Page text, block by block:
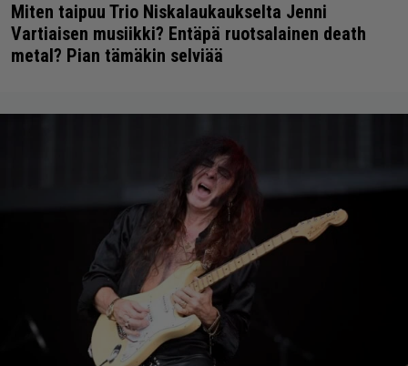
Miten taipuu Trio Niskalaukaukselta Jenni
Vartiaisen musiikki? Entäpä ruotsalainen death
metal? Pian tämäkin selviää